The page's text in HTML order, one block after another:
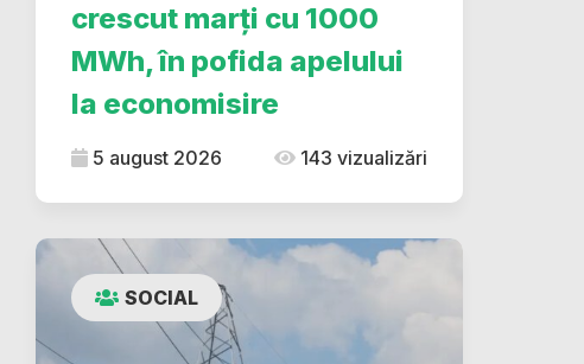
crescut marți cu 1000
MWh, în pofida apelului
la economisire
5 august 2026 143 vizualizări
SOCIAL